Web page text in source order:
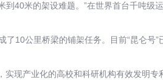
40米的架设难题。”在世界首台千吨级运
10公里桥梁的铺架任务。目前“昆仑号
现产业化的高校和科研机构有效发明专